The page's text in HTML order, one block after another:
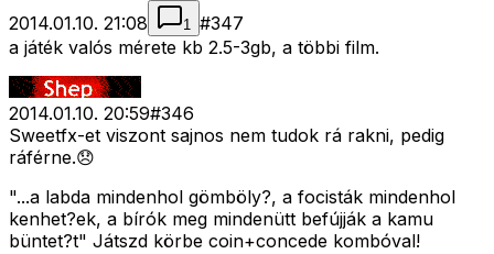
2014.01.10. 21:08 1 #347
a játék valós mérete kb 2.5-3gb, a többi film.
2014.01.10. 20:59#346
Sweetfx-et viszont sajnos nem tudok rá rakni, pedig
ráférne.😞
"...a labda mindenhol gömböly?, a focisták mindenhol
kenhet?ek, a bírók meg mindenütt befújják a kamu
büntet?t" Játszd körbe coin+concede kombóval!